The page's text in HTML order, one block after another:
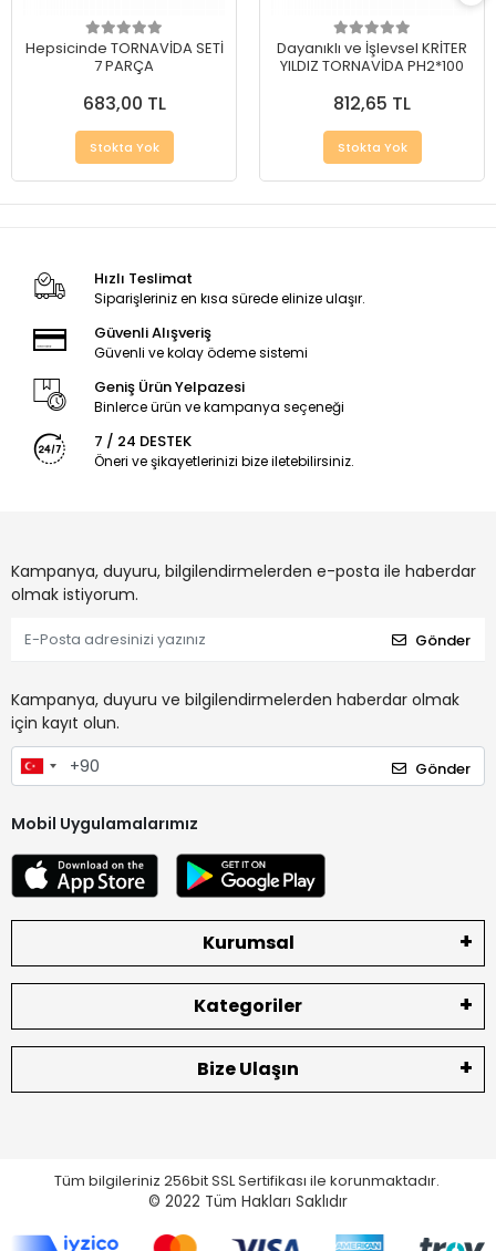
Hepsicinde TORNAVİDA SETİ
7 PARÇA
683,00 TL
Stokta Yok
Dayanıklı ve İşlevsel KRİTER
YILDIZ TORNAVİDA PH2*100
812,65 TL
Stokta Yok
Hızlı Teslimat
Siparişleriniz en kısa sürede elinize ulaşır.
Güvenli Alışveriş
Güvenli ve kolay ödeme sistemi
Geniş Ürün Yelpazesi
Binlerce ürün ve kampanya seçeneği
7 / 24 DESTEK
Öneri ve şikayetlerinizi bize iletebilirsiniz.
Kampanya, duyuru, bilgilendirmelerden e-posta ile haberdar
olmak istiyorum.
Gönder
Kampanya, duyuru ve bilgilendirmelerden haberdar olmak
için kayıt olun.
Gönder
Mobil Uygulamalarımız
Kurumsal
Kategoriler
Bize Ulaşın
Tüm bilgileriniz 256bit SSL Sertifikası ile korunmaktadır.
© 2022 Tüm Hakları Saklıdır